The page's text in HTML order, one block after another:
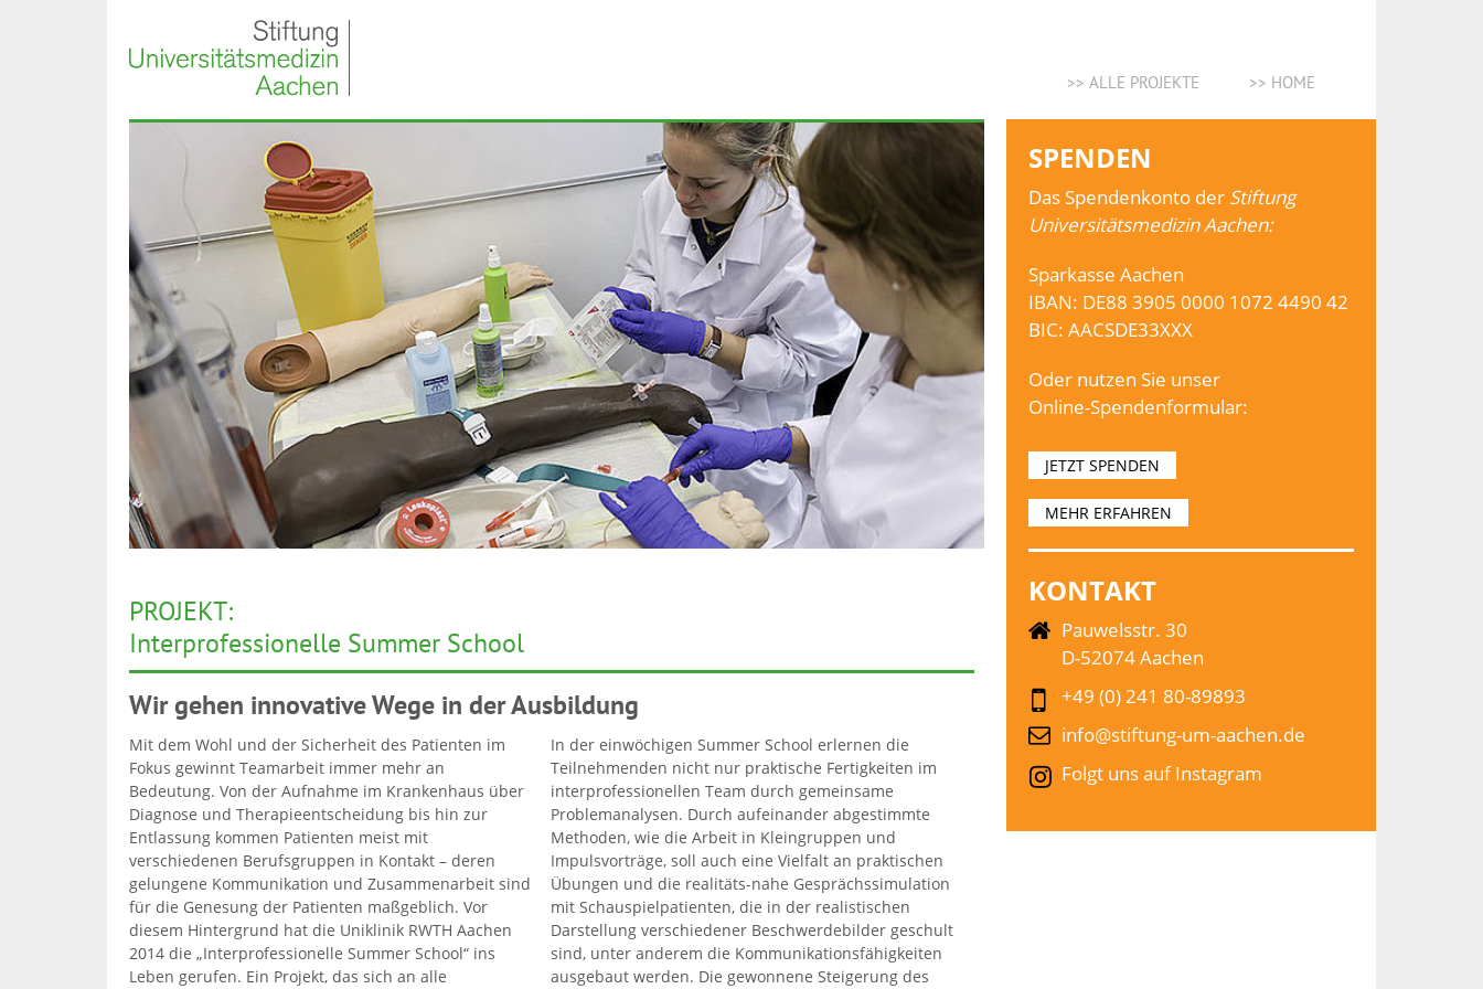
>> ALLE PROJEKTE >> HOME
PROJEKT:
Interprofessionelle Summer School
Wir gehen innovative Wege in der Ausbildung
Mit dem Wohl und der Sicherheit des Patienten im
Fokus gewinnt Teamarbeit immer mehr an
Bedeutung. Von der Aufnahme im Krankenhaus über
Diagnose und Therapieentscheidung bis hin zur
Entlassung kommen Patienten meist mit
verschiedenen Berufsgruppen in Kontakt – deren
gelungene Kommunikation und Zusammenarbeit sind
für die Genesung der Patienten maßgeblich. Vor
diesem Hintergrund hat die Uniklinik RWTH Aachen
2014 die „Interprofessionelle Summer School“ ins
Leben gerufen. Ein Projekt, das sich an alle
In der einwöchigen Summer School erlernen die
Teilnehmenden nicht nur praktische Fertigkeiten im
interprofessionellen Team durch gemeinsame
Problemanalysen. Durch aufeinander abgestimmte
Methoden, wie die Arbeit in Kleingruppen und
Impulsvorträge, soll auch eine Vielfalt an praktischen
Übungen und die realitäts-nahe Gesprächssimulation
mit Schauspielpatienten, die in der realistischen
Darstellung verschiedener Beschwerdebilder geschult
sind, unter anderem die Kommunikationsfähigkeiten
ausgebaut werden. Die gewonnene Steigerung des
SPENDEN
Das Spendenkonto der Stiftung
Universitätsmedizin Aachen:
Sparkasse Aachen
IBAN: DE88 3905 0000 1072 4490 42
BIC: AACSDE33XXX
Oder nutzen Sie unser
Online-Spendenformular:
JETZT SPENDEN
MEHR ERFAHREN
KONTAKT
Pauwelsstr. 30
D-52074 Aachen
+49 (0) 241 80-89893
info@stiftung-um-aachen.de
Folgt uns auf Instagram